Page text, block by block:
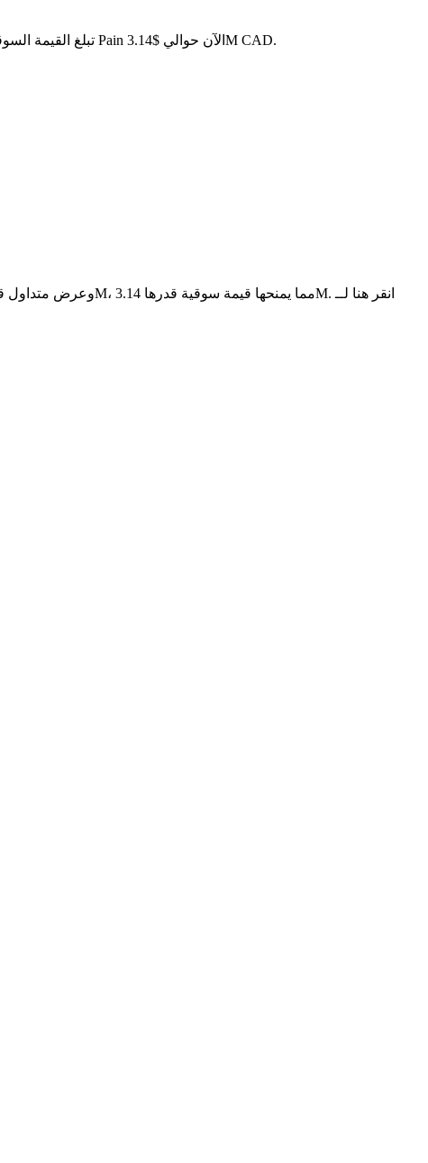
. مع عرض متداول قدره 5M PAIN، تبلغ القيمة السوقية الإجمالية لـ Pain الآن حوالي $3.14M CAD.
PAIN هو عملة مشفرة مبنية على سلسلة الكتل الخاصة بـ Pain. لديها عرض أقصى قدره 10M، مع إجمالي عرض حالي قدره 10M وعرض متداول قدره 5M، مما يمنحها قيمة سوقية قدرها 3.14M. انقر هنا لــ